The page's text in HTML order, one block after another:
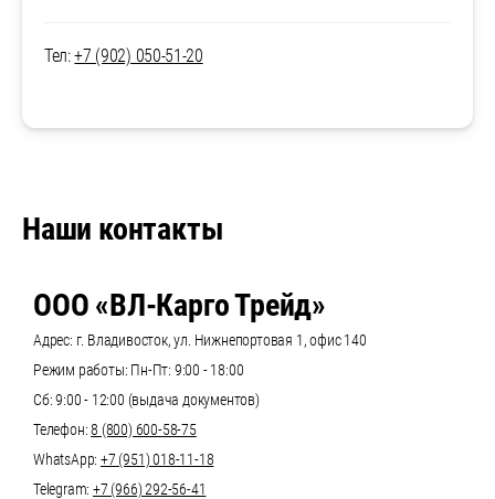
Тел:+7 (902) 050-51-20
Наши контакты
ООО «ВЛ-Карго Трейд»
Адрес: г. Владивосток, ул. Нижнепортовая 1, офис 140
Режим работы: Пн-Пт: 9:00 - 18:00
Сб: 9:00 - 12:00 (выдача документов)
Телефон:8 (800) 600-58-75
WhatsApp: +7 (951) 018-11-18
Telegram: +7 (966) 292-56-41